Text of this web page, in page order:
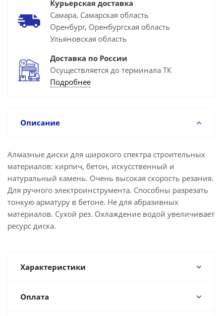
Курьерская доставка
Самара, Самарская область
Оренбург, Оренбургская область
Ульяновская область
Доставка по России
Осуществляется до терминала ТК
Подробнее
Описание
Алмазные диски для широкого спектра строительных
материалов: кирпич, бетон, искусственный и
натуральный камень. Очень высокая скорость резания.
Для ручного электроинструмента. Способны разрезать
тонкую арматуру в бетоне. Не для абразивных
материалов. Сухой рез. Охлаждение водой увеличивает
ресурс диска.
Характеристики
Оплата